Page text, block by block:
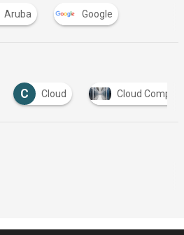
Aruba Google
Cloud Cloud Computing